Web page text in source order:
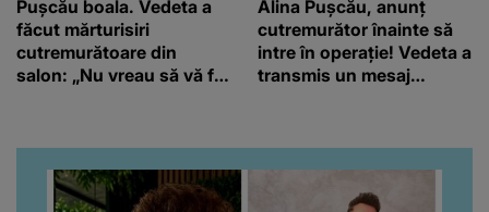
Pușcău boala. Vedeta a
făcut mărturisiri
cutremurătoare din
salon: „Nu vreau să vă fie
Alina Pușcău, anunț
cutremurător înainte să
intre în operație! Vedeta a
transmis un mesaj